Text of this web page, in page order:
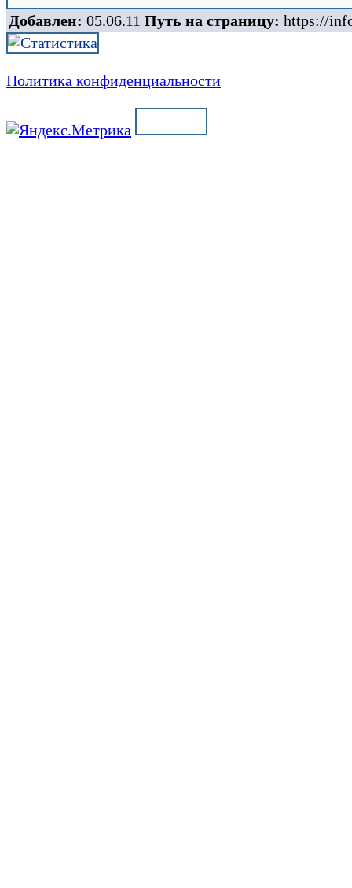
Добавлен: 05.06.11 Путь на страницу: https://
Политика конфиденциальности